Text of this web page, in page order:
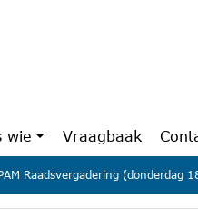
wie Vraagbaak
Raadsvergadering (donderdag